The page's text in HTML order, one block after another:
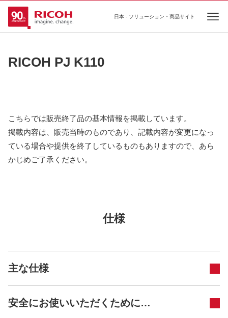
日本 - ソリューション・商品サイト
RICOH PJ K110
こちらでは販売終了品の基本情報を掲載しています。
掲載内容は、販売当時のものであり、記載内容が変更になっ
ている場合や提供を終了しているものもありますので、あら
かじめご了承ください。
仕様
主な仕様
安全にお使いいただくために…